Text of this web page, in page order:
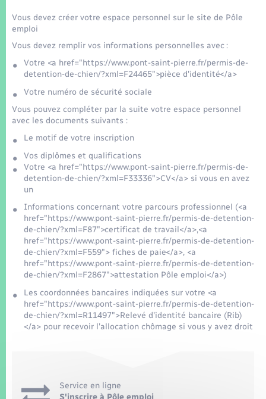
Vous devez créer votre espace personnel sur le site de Pôle
emploi
Vous devez remplir vos informations personnelles avec :
Votre <a href="https://www.pont-saint-pierre.fr/permis-de-
detention-de-chien/?xml=F24465">pièce d'identité</a>
Votre numéro de sécurité sociale
Vous pouvez compléter par la suite votre espace personnel
avec les documents suivants :
Le motif de votre inscription
Vos diplômes et qualifications
Votre <a href="https://www.pont-saint-pierre.fr/permis-de-
detention-de-chien/?xml=F33336">CV</a> si vous en avez
un
Informations concernant votre parcours professionnel (<a
href="https://www.pont-saint-pierre.fr/permis-de-detention-
de-chien/?xml=F87">certificat de travail</a>,<a
href="https://www.pont-saint-pierre.fr/permis-de-detention-
de-chien/?xml=F559"> fiches de paie</a>, <a
href="https://www.pont-saint-pierre.fr/permis-de-detention-
de-chien/?xml=F2867">attestation Pôle emploi</a>)
Les coordonnées bancaires indiquées sur votre <a
href="https://www.pont-saint-pierre.fr/permis-de-detention-
de-chien/?xml=R11497">Relevé d'identité bancaire (Rib)
</a> pour recevoir l'allocation chômage si vous y avez droit
Service en ligne
S'inscrire à Pôle emploi